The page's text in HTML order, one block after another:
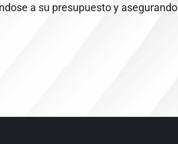
a su presupuesto y asegurando